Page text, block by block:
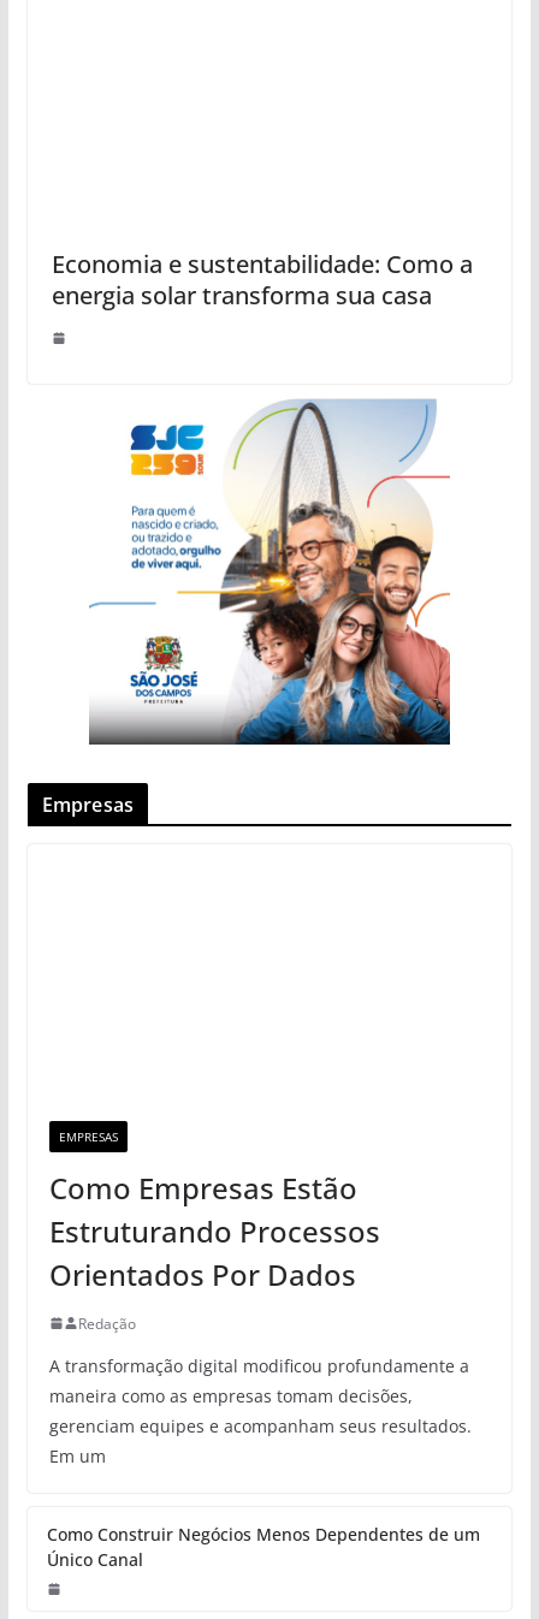
Economia e sustentabilidade: Como a
energia solar transforma sua casa
Empresas
EMPRESAS
Como Empresas Estão
Estruturando Processos
Orientados Por Dados
Redação
A transformação digital modificou profundamente a
maneira como as empresas tomam decisões,
gerenciam equipes e acompanham seus resultados.
Em um
Como Construir Negócios Menos Dependentes de um
Único Canal